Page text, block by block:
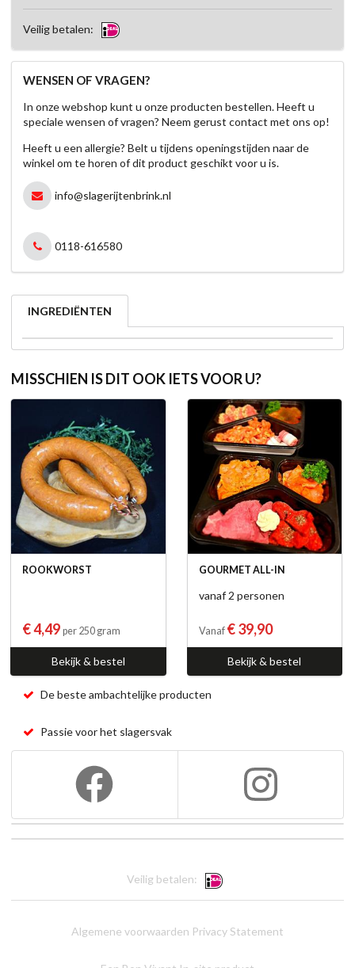
Veilig betalen:
WENSEN OF VRAGEN?
In onze webshop kunt u onze producten bestellen. Heeft u
speciale wensen of vragen? Neem gerust contact met ons op!
Heeft u een allergie? Belt u tijdens openingstijden naar de
winkel om te horen of dit product geschikt voor u is.
info@slagerijtenbrink.nl
0118-616580
INGREDIËNTEN
MISSCHIEN IS DIT OOK IETS VOOR U?
ROOKWORST
€ 4,49 per 250 gram
Bekijk & bestel
GOURMET ALL-IN
vanaf 2 personen
Vanaf € 39,90
Bekijk & bestel
De beste ambachtelijke producten
Passie voor het slagersvak
Veilig betalen:
Algemene voorwaarden Privacy Statement